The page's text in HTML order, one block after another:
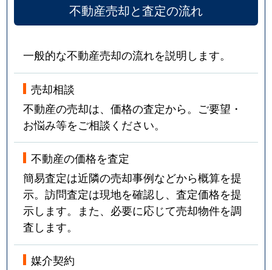
不動産売却と査定の流れ
一般的な不動産売却の流れを説明します。
売却相談
不動産の売却は、価格の査定から。ご要望・
お悩み等をご相談ください。
不動産の価格を査定
簡易査定は近隣の売却事例などから概算を提
示。訪問査定は現地を確認し、査定価格を提
示します。また、必要に応じて売却物件を調
査します。
媒介契約